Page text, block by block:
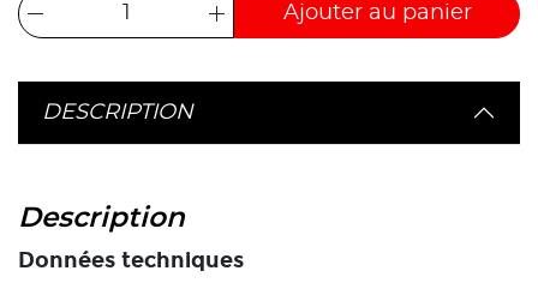
Ajouter au panier
DESCRIPTION
Description
Données techniques